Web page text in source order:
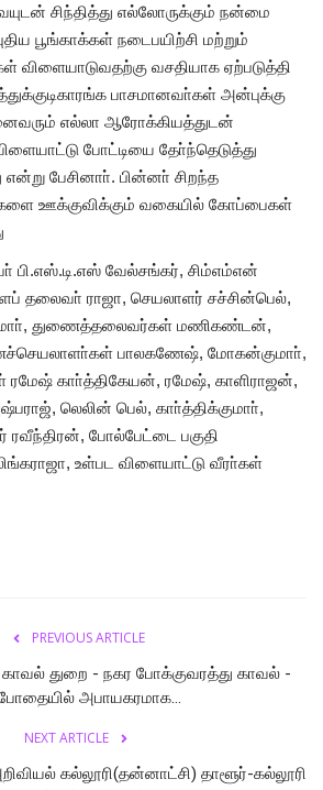
சிந்தித்து எல்லோருக்கும் நன்மை
பூங்காக்கள் நடைபயிற்சி மற்றும்
விளையாடுவதற்கு வசதியாக ஏற்படுத்தி
பாசமானவா்கள் அன்புக்கு
எல்லா ஆரோக்கியத்துடன்
போட்டியை தோ்ந்தெடுத்து
பேசினாா். பின்னா் சிறந்த
ஊக்குவிக்கும் வகையில் கோப்பைகள்
பி.எஸ்.டி.எஸ் வேல்சங்கர், சிம்எம்என்
தலைவா் ராஜா, செயலாளர் சச்சின்பெல்,
துணைத்தலைவர்கள் மணிகண்டன்,
பாலகணேஷ், மோகன்குமாா்,
காா்த்திகேயன், ரமேஷ், காளிராஜன்,
லெலின் பெல், காா்த்திக்குமாா்,
ரவீந்திரன், போல்பேட்டை பகுதி
உள்பட விளையாட்டு வீரா்கள்
PREVIOUS ARTICLE
காவல் துறை - நகர போக்குவரத்து காவல் -
அபாயகரமாக...
NEXT ARTICLE
கல்லூரி(தன்னாட்சி) தாளூர்-கல்லூரி